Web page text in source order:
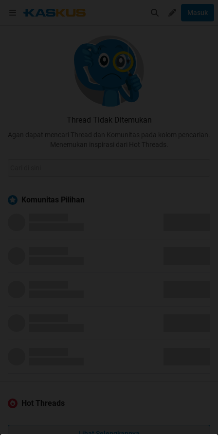
Masuk
Thread Tidak Ditemukan
Agan dapat mencari Thread dan Komunitas pada kolom pencarian.
Menemukan inspirasi dari Hot Threads.
Komunitas Pilihan
Hot Threads
Lihat Selengkapnya